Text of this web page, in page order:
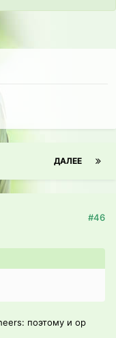
ДАЛЕЕ
#46
поэтому и ор